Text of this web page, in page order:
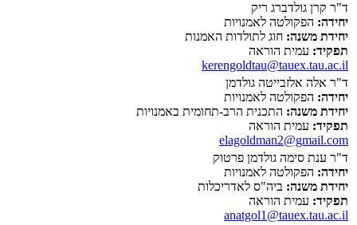
ד"ר קרן גולדברג ריק
יחידה: הפקולטה לאמנויות
יחידת משנה: חוג לתולדות האמנות
תפקיד: עמית הוראה
kerengoldtau@tauex.tau.ac.il
ד"ר אלה אלזבייטה גולדמן
יחידה: הפקולטה לאמנויות
יחידת משנה: התכנית הרב-תחומית באמנויות
תפקיד: עמית הוראה
elagoldman2@gmail.com
ד"ר ענת סימה גולדמן פרטוק
יחידה: הפקולטה לאמנויות
יחידת משנה: ביה"ס לאדריכלות
תפקיד: עמית הוראה
anatgol1@tauex.tau.ac.il